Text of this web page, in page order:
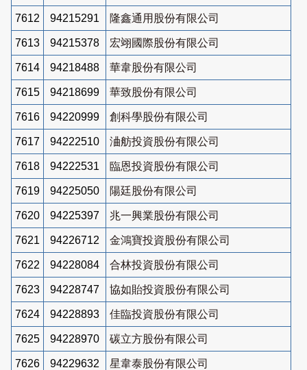
7612 94215291 隆鑫通用股份有限公司
7613 94215378 宏翊國際股份有限公司
7614 94218488 華韋股份有限公司
7615 94218699 華致股份有限公司
7616 94220999 創科學股份有限公司
7617 94222510 浀舫投資股份有限公司
7618 94222531 臨恩投資股份有限公司
7619 94225050 陽廷股份有限公司
7620 94225397 兆一興業股份有限公司
7621 94226712 金鴻寶投資股份有限公司
7622 94228084 合林投資股份有限公司
7623 94228747 協如貽投資股份有限公司
7624 94228893 佳臨投資股份有限公司
7625 94228970 碳立方股份有限公司
7626 94229632 星韋泰股份有限公司